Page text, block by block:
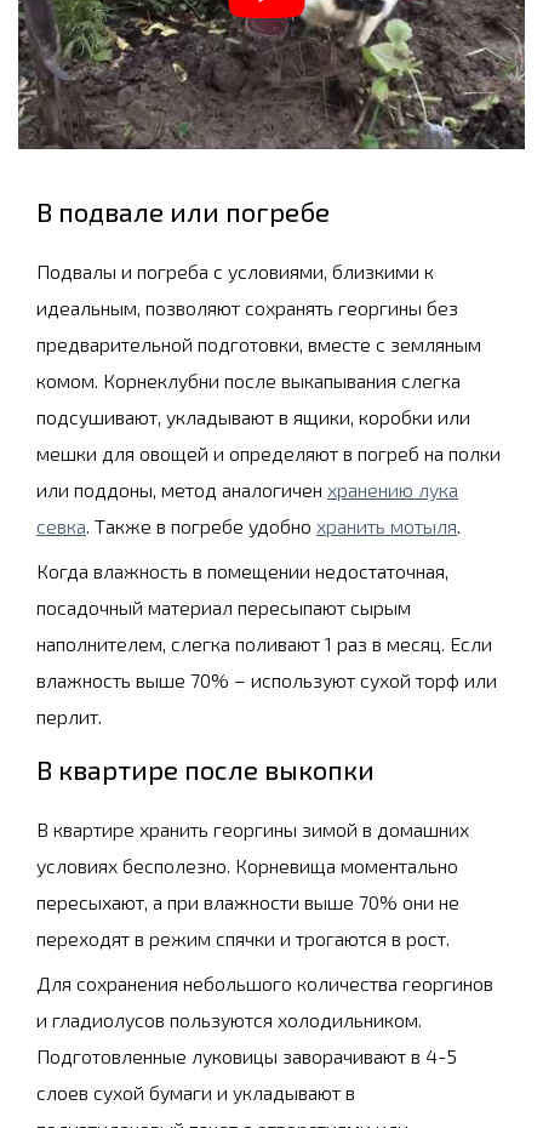
В подвале или погребе
Подвалы и погреба с условиями, близкими к
идеальным, позволяют сохранять георгины без
предварительной подготовки, вместе с земляным
комом. Корнеклубни после выкапывания слегка
подсушивают, укладывают в ящики, коробки или
мешки для овощей и определяют в погреб на полки
или поддоны, метод аналогичен хранению лука
севка. Также в погребе удобно хранить мотыля.
Когда влажность в помещении недостаточная,
посадочный материал пересыпают сырым
наполнителем, слегка поливают 1 раз в месяц. Если
влажность выше 70% – используют сухой торф или
перлит.
В квартире после выкопки
В квартире хранить георгины зимой в домашних
условиях бесполезно. Корневища моментально
пересыхают, а при влажности выше 70% они не
переходят в режим спячки и трогаются в рост.
Для сохранения небольшого количества георгинов
и гладиолусов пользуются холодильником.
Подготовленные луковицы заворачивают в 4-5
слоев сухой бумаги и укладывают в